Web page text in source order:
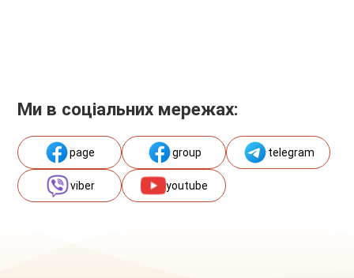
Ми в соціальних мережах:
page group telegram
viber youtube